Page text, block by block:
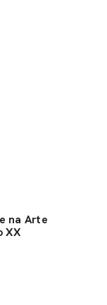
na Arte
XX